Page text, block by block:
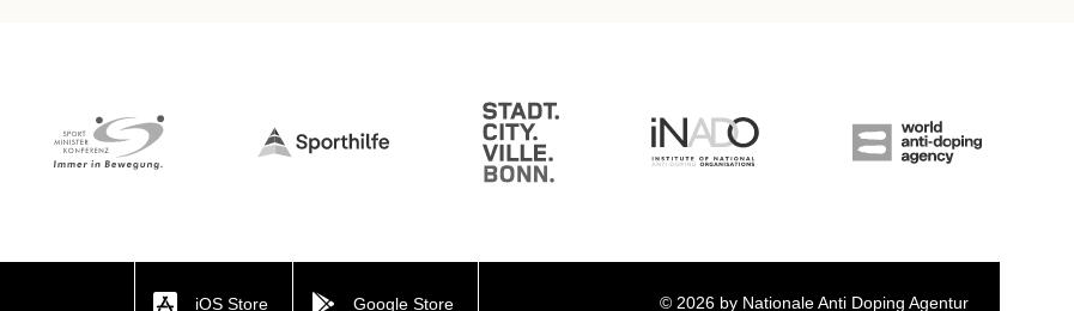
iOS Store Google Store © 2026 by Nationale Anti Doping Agentur